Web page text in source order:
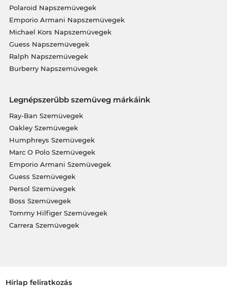
Polaroid Napszemüvegek
Emporio Armani Napszemüvegek
Michael Kors Napszemüvegek
Guess Napszemüvegek
Ralph Napszemüvegek
Burberry Napszemüvegek
Legnépszerűbb szemüveg márkáink
Ray-Ban Szemüvegek
Oakley Szemüvegek
Humphreys Szemüvegek
Marc O Polo Szemüvegek
Emporio Armani Szemüvegek
Guess Szemüvegek
Persol Szemüvegek
Boss Szemüvegek
Tommy Hilfiger Szemüvegek
Carrera Szemüvegek
Hírlap feliratkozás